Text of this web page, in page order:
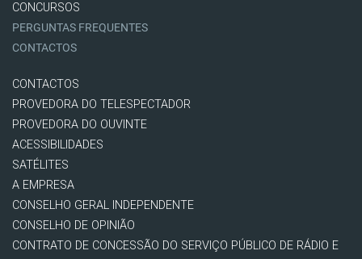
CONCURSOS
PERGUNTAS FREQUENTES
CONTACTOS
CONTACTOS
PROVEDORA DO TELESPECTADOR
PROVEDORA DO OUVINTE
ACESSIBILIDADES
SATÉLITES
A EMPRESA
CONSELHO GERAL INDEPENDENTE
CONSELHO DE OPINIÃO
CONTRATO DE CONCESSÃO DO SERVIÇO PÚBLICO DE RÁDIO E